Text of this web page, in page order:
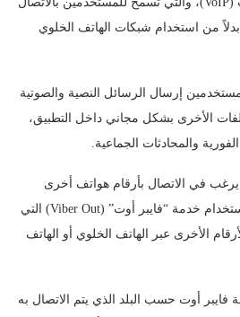
من استخدام شبكات الهاتف الخلوي
إرسال الرسائل النصية والصوتية
الأخرى بشكل مجاني داخل التطبيق،
والمحادثات الجماعية.
في الاتصال بأرقام هواتف أخرى
خارج تطبيق فايبر، فيمكنه استخدام خدمة “فايبر أوت” (Viber Out) التي
الأخرى عبر الهاتف الخلوي أو الهاتف
أوت حسب البلد الذي يتم الاتصال به